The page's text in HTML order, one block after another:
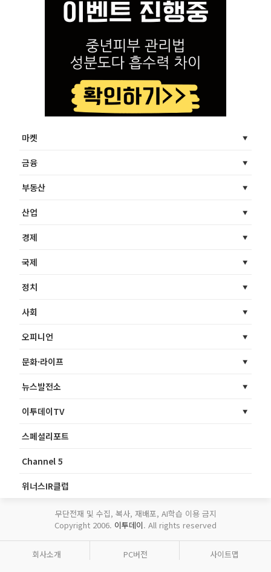
마켓
금융
부동산
산업
경제
국제
정치
사회
오피니언
문화·라이프
뉴스발전소
이투데이TV
스페셜리포트
Channel 5
위너스IR클럽
무단전재 및 수집, 복사, 재배포, AI학습 이용 금지
Copyright 2006. 이투데이. All rights reserved
회사소개 PC버전 사이트맵